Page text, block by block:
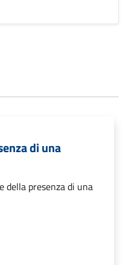
di una
della presenza di una